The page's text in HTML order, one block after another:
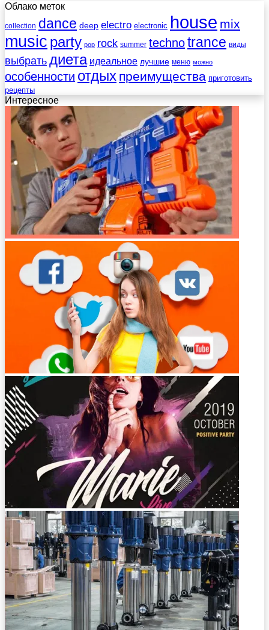
Облако меток
collection dance deep electro electronic house mix
music party pop rock summer technotrance виды
выбратьдиета идеальное лучшие меню можно
особенности отдых преимущества приготовить
рецепты
Интересное